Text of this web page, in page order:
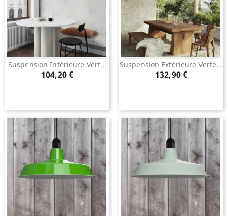
Suspension Intérieure Vert...
Prix
104,20 €
Suspension Extérieure Verte...
Prix
132,90 €